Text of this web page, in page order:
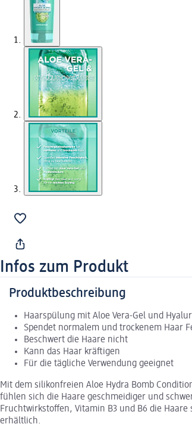
Infos zum Produkt
Produktbeschreibung
Haarspülung mit Aloe Vera-Gel und
Spendet normalem und trockenem Haar
Beschwert die Haare nicht
Kann das Haar kräftigen
Für die tägliche Verwendung geeignet
Mit dem silikonfreien Aloe Hydra Bomb
fühlen sich die Haare geschmeidiger und
Fruchtwirkstoffen, Vitamin B3 und B6 die
erhältlich.